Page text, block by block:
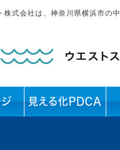
株式会社は、神奈川県横浜市の
ジ 見える化PDCA